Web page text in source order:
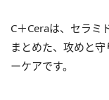
C＋Ceraは、セラミ
まとめた、攻めと
ーケアです。